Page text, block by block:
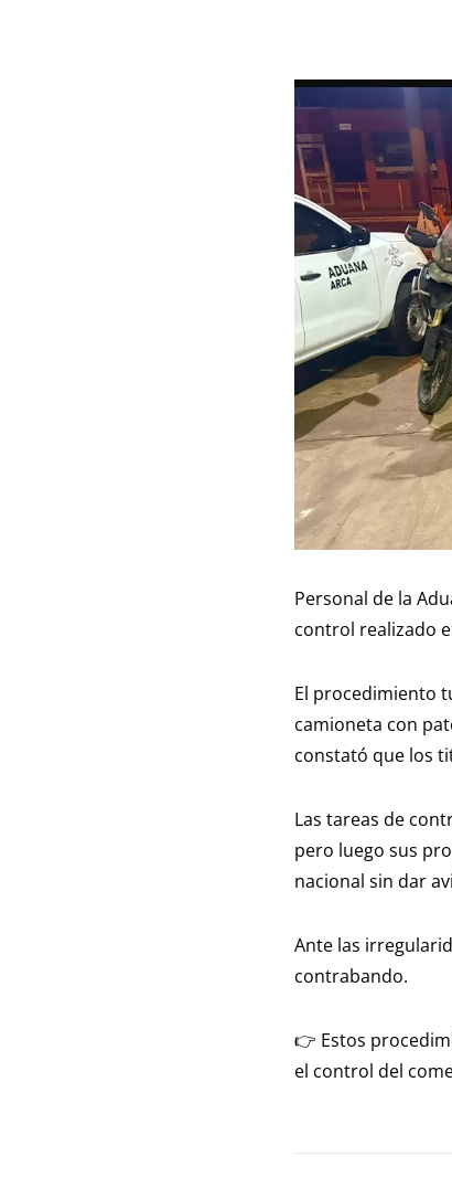
Personal de la
control realizado
El procedimiento
camioneta con
constató que los
Las tareas de
pero luego sus
nacional sin dar
Ante las
contrabando.
👉 Estos
el control del